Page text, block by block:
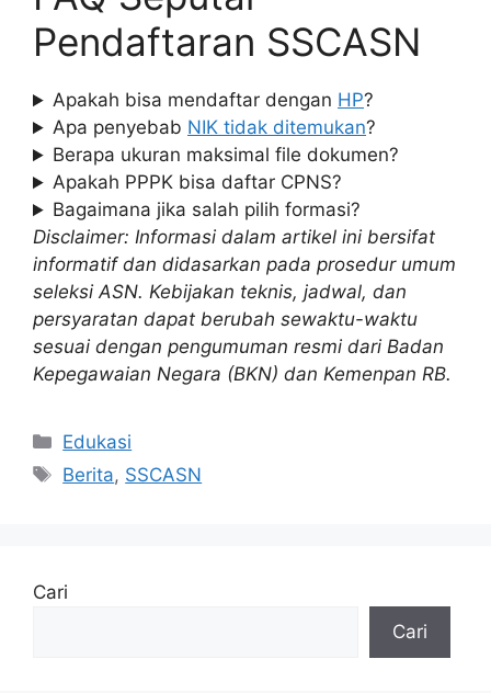
Pendaftaran SSCASN
Apakah bisa mendaftar dengan HP?
Apa penyebab NIK tidak ditemukan?
Berapa ukuran maksimal file dokumen?
Apakah PPPK bisa daftar CPNS?
Bagaimana jika salah pilih formasi?
Disclaimer: Informasi dalam artikel ini bersifat
informatif dan didasarkan pada prosedur umum
seleksi ASN. Kebijakan teknis, jadwal, dan
persyaratan dapat berubah sewaktu-waktu
sesuai dengan pengumuman resmi dari Badan
Kepegawaian Negara (BKN) dan Kemenpan RB.
Kategori
Edukasi
Tag
Berita, SSCASN
Cari
Cari